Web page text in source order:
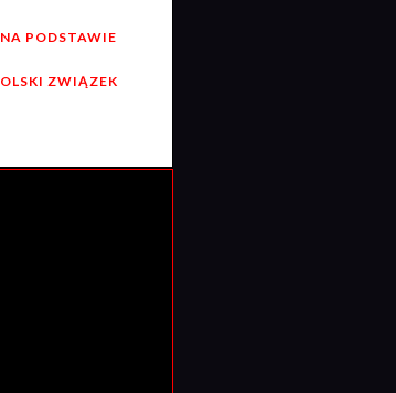
NA PODSTAWIE
ZWIĄZEK